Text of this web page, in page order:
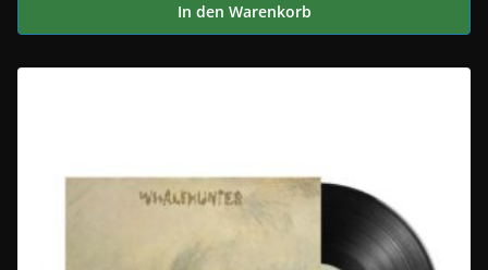
In den Warenkorb